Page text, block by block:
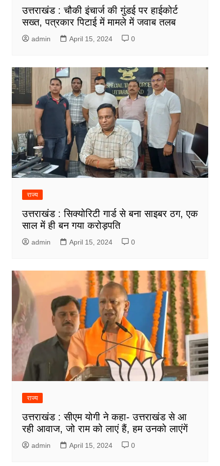
उत्तराखंड : चौकी इंचार्ज की गुंडई पर हाईकोर्ट
सख्त, पत्रकार पिटाई में मामले में जवाब तलब
admin April 15, 2024 0
राज्य
उत्तराखंड : सिक्योरिटी गार्ड से बना साइबर ठग, एक
साल में ही बन गया करोड़पति
admin April 15, 2024 0
राज्य
उत्तराखंड : सीएम योगी ने कहा- उत्तराखंड से आ
रही आवाज, जो राम को लाएं हैं, हम उनको लाएंगें
admin April 15, 2024 0